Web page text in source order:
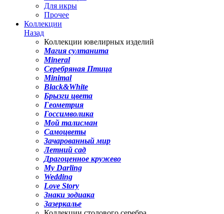
Для икры
Прочее
Коллекции
Назад
Коллекции ювелирных изделий
Магия султанита
Mineral
Серебряная Птица
Minimal
Black&White
Брызги цвета
Геометрия
Госсимволика
Мой талисман
Самоцветы
Зачарованный мир
Летний сад
Драгоценное кружево
My Darling
Wedding
Love Story
Знаки зодиака
Зазеркалье